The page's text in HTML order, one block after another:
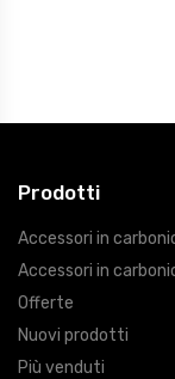
Prodotti
Accessori in
Accessori in
Offerte
Nuovi prodotti
Più venduti